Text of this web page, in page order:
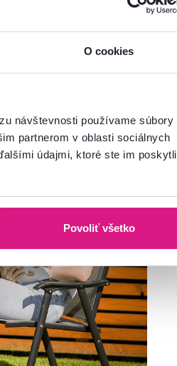
O cookies
návštevnosti používame súbory
partnerom v oblasti sociálnych
údajmi, ktoré ste im poskytli
Povoliť všetko
svoje
nové stoličky
vyrobenáz ocele a plastu,